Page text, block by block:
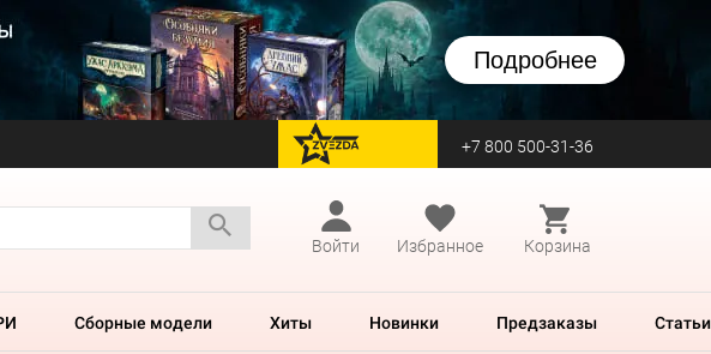
Подробнее
перейти на Zvezda +7 800 500-31-36
Войти
Избранное Корзина
Сборные модели Хиты Новинки Предзаказы Статьи